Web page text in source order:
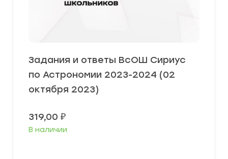
Задания и ответы ВсОШ Сириус
по Астрономии 2023-2024 (02
октября 2023)
319,00 ₽
В наличии